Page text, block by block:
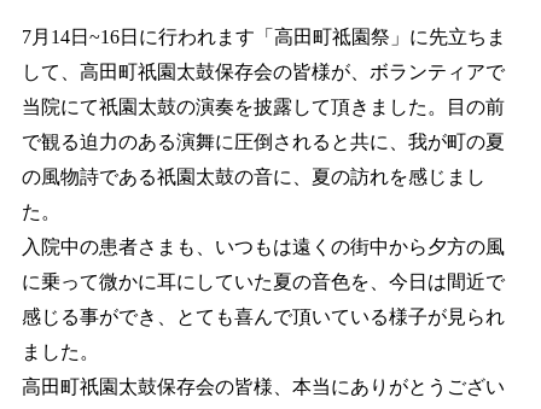
7月 14日 ~16日に行われます「高田町祗園祭」に先立ちま
して、高田町祇園太鼓保存会の皆様が、ボランティアで
当院にて祇園太鼓の演奏を披露して頂きました。目の前
で観る迫力のある演舞に圧倒されると共に、我が町の夏
の風物詩である祇園太鼓の音に、夏の訪れを感じまし
た。
入院中の患者さまも、いつもは遠くの街中から夕方の風
に乗って微かに耳にしていた夏の音色を、今日は間近で
感じる事ができ、とても喜んで頂いている様子が見られ
ました。
高田町祇園太鼓保存会の皆様、本当にありがとうござい